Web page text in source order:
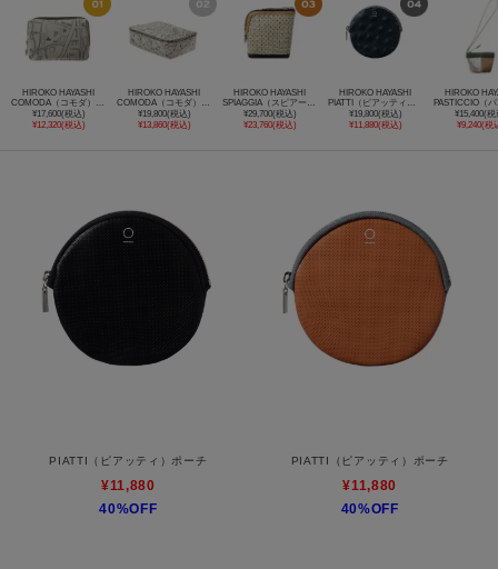
HIROKO HAYASHI
¥17,600(税込)
¥12,320(税込)
HIROKO HAYASHI
¥19,800(税込)
¥13,860(税込)
HIROKO HAYASHI
¥29,700(税込)
¥23,760(税込)
HIROKO HAYASHI
¥19,800(税込)
¥11,880(税込)
HIROKO
¥15,400(税
¥9,240(税
PIATTI（ピアッティ）ポーチ
¥11,880
40%OFF
PIATTI（ピアッティ）ポーチ
¥11,880
40%OFF